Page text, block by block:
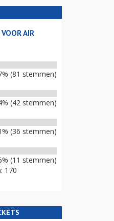
AIR
(81 stemmen)
(42 stemmen)
(36 stemmen)
(11 stemmen)
170